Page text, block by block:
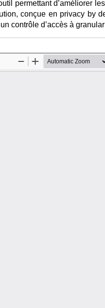
permettant d’améliorer
conçue en privacy by
contrôle d’accès à